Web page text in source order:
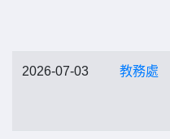
2026-07-03 教務處